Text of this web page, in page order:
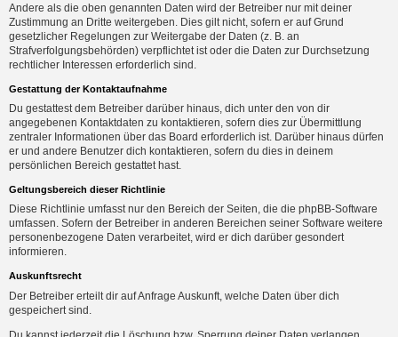
Andere als die oben genannten Daten wird der Betreiber nur mit deiner
Zustimmung an Dritte weitergeben. Dies gilt nicht, sofern er auf Grund
gesetzlicher Regelungen zur Weitergabe der Daten (z. B. an
Strafverfolgungsbehörden) verpflichtet ist oder die Daten zur Durchsetzung
rechtlicher Interessen erforderlich sind.
Gestattung der Kontaktaufnahme
Du gestattest dem Betreiber darüber hinaus, dich unter den von dir
angegebenen Kontaktdaten zu kontaktieren, sofern dies zur Übermittlung
zentraler Informationen über das Board erforderlich ist. Darüber hinaus dürfen
er und andere Benutzer dich kontaktieren, sofern du dies in deinem
persönlichen Bereich gestattet hast.
Geltungsbereich dieser Richtlinie
Diese Richtlinie umfasst nur den Bereich der Seiten, die die phpBB-Software
umfassen. Sofern der Betreiber in anderen Bereichen seiner Software weitere
personenbezogene Daten verarbeitet, wird er dich darüber gesondert
informieren.
Auskunftsrecht
Der Betreiber erteilt dir auf Anfrage Auskunft, welche Daten über dich
gespeichert sind.